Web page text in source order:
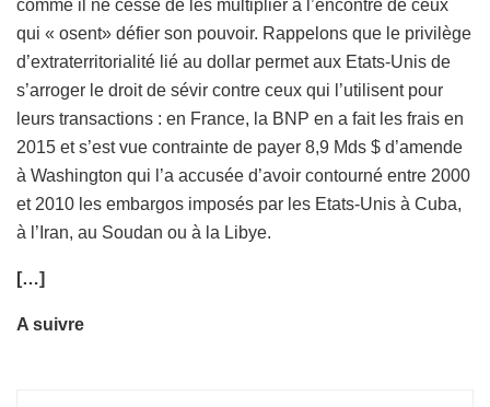
comme il ne cesse de les multiplier à l’encontre de ceux
qui « osent» défier son pouvoir. Rappelons que le privilège
d’extraterritorialité lié au dollar permet aux Etats-Unis de
s’arroger le droit de sévir contre ceux qui l’utilisent pour
leurs transactions : en France, la BNP en a fait les frais en
2015 et s’est vue contrainte de payer 8,9 Mds $ d’amende
à Washington qui l’a accusée d’avoir contourné entre 2000
et 2010 les embargos imposés par les Etats-Unis à Cuba,
à l’Iran, au Soudan ou à la Libye.
[…]
A suivre